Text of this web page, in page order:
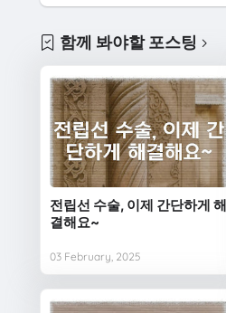
함께 봐야할 포스팅
전립선 수술, 이제 간단하게 해
결해요~
03 February, 2025